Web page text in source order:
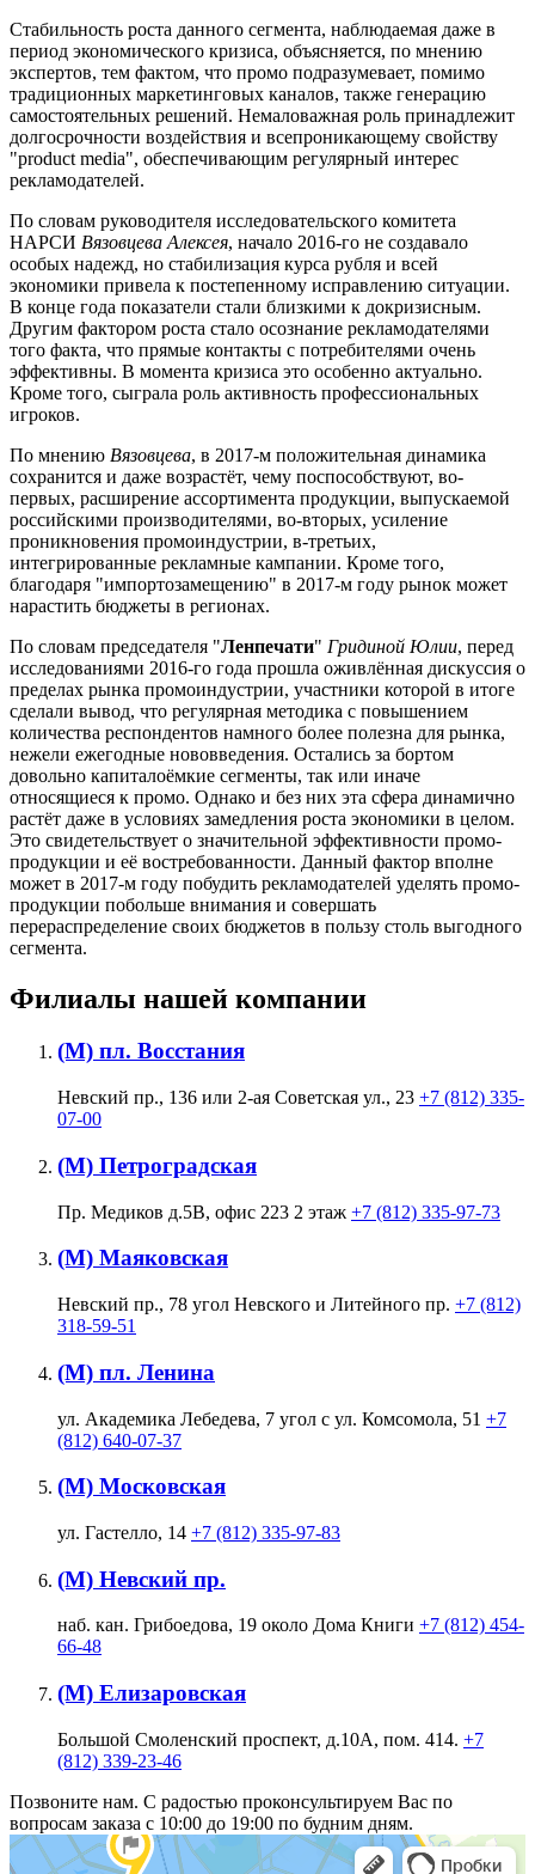
Стабильность роста данного сегмента, наблюдаемая даже в
период экономического кризиса, объясняется, по мнению
экспертов, тем фактом, что промо подразумевает, помимо
традиционных маркетинговых каналов, также генерацию
самостоятельных решений. Немаловажная роль принадлежит
долгосрочности воздействия и всепроникающему свойству
"product media", обеспечивающим регулярный интерес
рекламодателей.
По словам руководителя исследовательского комитета
НАРСИ Вязовцева Алексея, начало 2016-го не создавало
особых надежд, но стабилизация курса рубля и всей
экономики привела к постепенному исправлению ситуации.
В конце года показатели стали близкими к докризисным.
Другим фактором роста стало осознание рекламодателями
того факта, что прямые контакты с потребителями очень
эффективны. В момента кризиса это особенно актуально.
Кроме того, сыграла роль активность профессиональных
игроков.
По мнению Вязовцева, в 2017-м положительная динамика
сохранится и даже возрастёт, чему поспособствуют, во-
первых, расширение ассортимента продукции, выпускаемой
российскими производителями, во-вторых, усиление
проникновения промоиндустрии, в-третьих,
интегрированные рекламные кампании. Кроме того,
благодаря "импортозамещению" в 2017-м году рынок может
нарастить бюджеты в регионах.
По словам председателя "Ленпечати" Гридиной Юлии, перед
исследованиями 2016-го года прошла оживлённая дискуссия о
пределах рынка промоиндустрии, участники которой в итоге
сделали вывод, что регулярная методика с повышением
количества респондентов намного более полезна для рынка,
нежели ежегодные нововведения. Остались за бортом
довольно капиталоёмкие сегменты, так или иначе
относящиеся к промо. Однако и без них эта сфера динамично
растёт даже в условиях замедления роста экономики в целом.
Это свидетельствует о значительной эффективности промо-
продукции и её востребованности. Данный фактор вполне
может в 2017-м году побудить рекламодателей уделять промо-
продукции побольше внимания и совершать
перераспределение своих бюджетов в пользу столь выгодного
сегмента.
Филиалы нашей компании
(М) пл. Восстания
Невский пр., 136 или 2-ая Советская ул., 23 +7 (812) 335-
07-00
(М) Петроградская
Пр. Медиков д.5В, офис 223 2 этаж +7 (812) 335-97-73
(М) Маяковская
Невский пр., 78 угол Невского и Литейного пр. +7 (812)
318-59-51
(М) пл. Ленина
ул. Академика Лебедева, 7 угол с ул. Комсомола, 51 +7
(812) 640-07-37
(М) Московская
ул. Гастелло, 14 +7 (812) 335-97-83
(М) Невский пр.
наб. кан. Грибоедова, 19 около Дома Книги +7 (812) 454-
66-48
(М) Елизаровская
Большой Смоленский проспект, д.10А, пом. 414. +7
(812) 339-23-46
Позвоните нам. С радостью проконсультируем Вас по
вопросам заказа с 10:00 до 19:00 по будним дням.